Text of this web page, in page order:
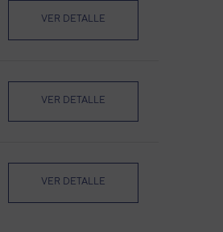
VER DETALLE
VER DETALLE
VER DETALLE